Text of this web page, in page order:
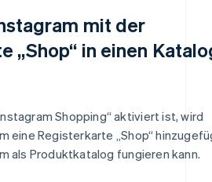
mit der
„Shop“ in einen
Shopping“ aktiviert ist, wird
eine Registerkarte „Shop“
als Produktkatalog fungieren kann.